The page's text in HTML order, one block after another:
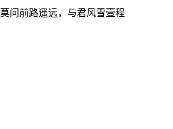
莫问前路遥远，与君风雪壹程